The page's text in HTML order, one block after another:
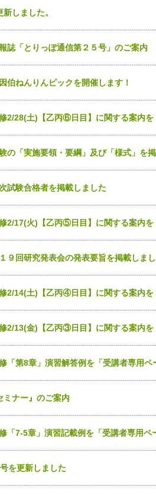
しました。
誌「とりっぽ通信第２５号」のご案内
伯ねんりんピックを開催します！
2/28(土)【乙丙⑥日目】に関する案内
の「実施要領・要綱」及び「様式」を
試験合格者を掲載しました
2/17(火)【乙丙⑤日目】に関する案内
９回研究発表会の発表要旨を掲載しま
2/14(土)【乙丙④日目】に関する案内
2/13(金)【乙丙③日目】に関する案内
「第8章」演習解答例を「受講者専用ペ
ミナー』のご案内
「7-5章」演習記載例を「受講者専用ペ
を更新しました